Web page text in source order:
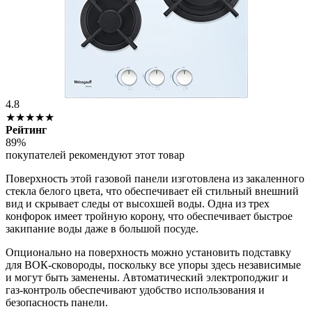
4.8
★★★★★
Рейтинг
89%
покупателей рекомендуют этот товар
Поверхность этой газовой панели изготовлена из закаленного
стекла белого цвета, что обеспечивает ей стильный внешний
вид и скрывает следы от высохшей воды. Одна из трех
конфорок имеет тройную корону, что обеспечивает быстрое
закипание воды даже в большой посуде.
Опционально на поверхность можно установить подставку
для ВОК-сковороды, поскольку все упоры здесь независимые
и могут быть заменены. Автоматический электроподжиг и
газ-контроль обеспечивают удобство использования и
безопасность панели.